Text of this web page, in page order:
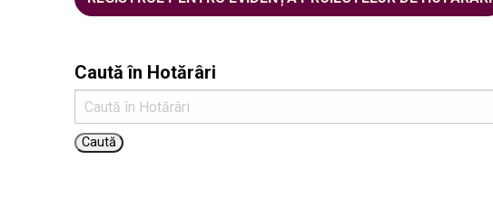
Caută în Hotărâri